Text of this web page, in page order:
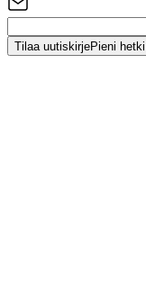
Tilaa uutiskirjePieni hetki